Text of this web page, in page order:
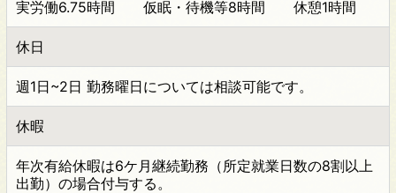
実労働6.75時間 仮眠・待機等8時間 休憩1時間
休日
週1日~2日 勤務曜日については相談可能です。
休暇
年次有給休暇は6ケ月継続勤務（所定就業日数の8割以上
出勤）の場合付与する。